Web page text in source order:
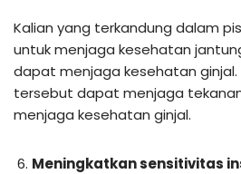
Kalian yang terkandung dalam
untuk menjaga kesehatan
dapat menjaga kesehatan ginjal.
tersebut dapat menjaga
menjaga kesehatan ginjal.
Meningkatkan sensitivitas